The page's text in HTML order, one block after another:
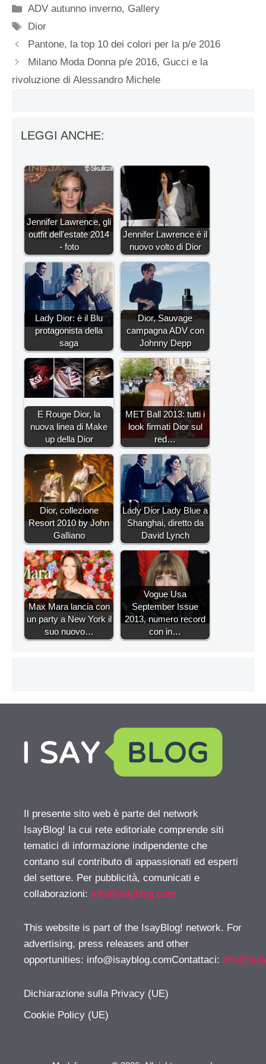
Categorie
ADV autunno inverno, Gallery
Tag
Dior
Pantone, la top 10 dei colori per la p/e 2016
Milano Moda Donna p/e 2016, Gucci e la
rivoluzione di Alessandro Michele
LEGGI ANCHE:
Jennifer Lawrence, gli
outfit dell'estate 2014
- foto
Jennifer Lawrence è il
nuovo volto di Dior
Lady Dior: è il Blu
protagonista della
saga
Dior, Sauvage
campagna ADV con
Johnny Depp
E Rouge Dior, la
nuova linea di Make
up della Dior
MET Ball 2013: tutti i
look firmati Dior sul
red…
Dior, collezione
Resort 2010 by John
Galliano
Lady Dior Lady Blue a
Shanghai, diretto da
David Lynch
Max Mara lancia con
un party a New York il
suo nuovo…
Vogue Usa
September Issue
2013, numero record
con in…
Il presente sito web è parte del network
IsayBlog! la cui rete editoriale comprende siti
tematici di informazione indipendente che
contano sul contributo di appassionati ed esperti
del settore. Per pubblicità, comunicati e
collaborazioni: info@isayblog.com
This website is part of the IsayBlog! network. For
advertising, press releases and other
opportunities: info@isayblog.comContattaci:
Dichiarazione sulla Privacy (UE)
Cookie Policy (UE)